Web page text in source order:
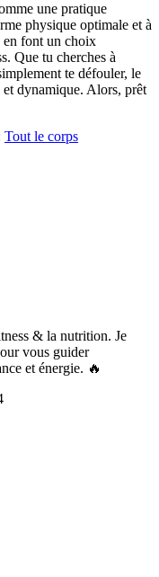
une pratique
physique optimale et à
en font un choix
Que tu cherches à
te défouler, le
dynamique. Alors, prêt
Tout le corps
& la nutrition. Je
vous guider
et énergie. 🔥